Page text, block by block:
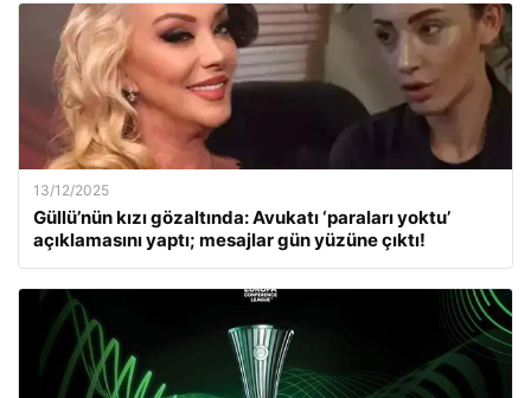
13/12/2025
Güllü’nün kızı gözaltında: Avukatı ‘paraları yoktu’
açıklamasını yaptı; mesajlar gün yüzüne çıktı!